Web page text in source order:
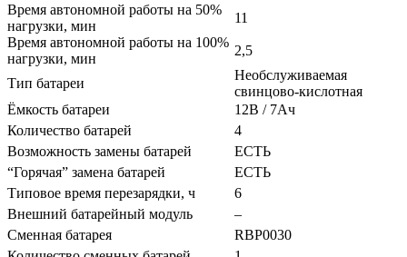
Время автономной работы на 50%
нагрузки, мин
11
Время автономной работы на 100%
нагрузки, мин
2,5
Тип батареи
Необслуживаемая
свинцово-кислотная
Ёмкость батареи
12В / 7Ач
Количество батарей
4
Возможность замены батарей
ЕСТЬ
“Горячая” замена батарей
ЕСТЬ
Типовое время перезарядки, ч
6
Внешний батарейный модуль
–
Сменная батарея
RBP0030